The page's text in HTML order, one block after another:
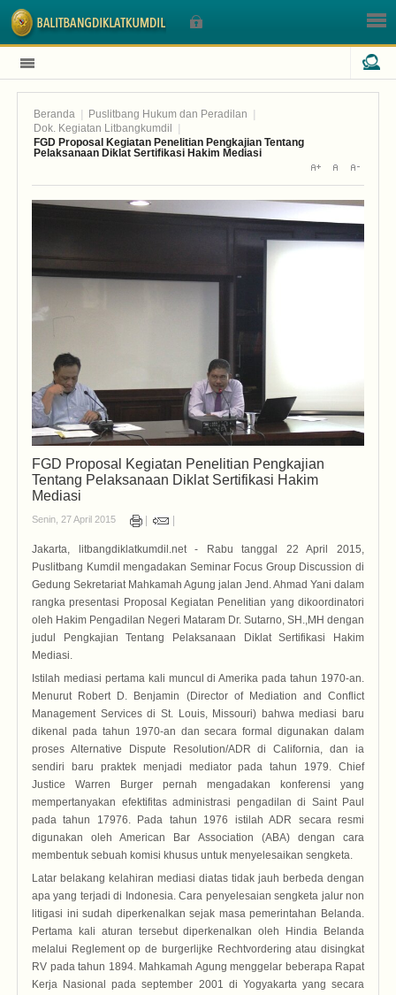
Beranda Puslitbang Hukum dan Peradilan
Dok. Kegiatan Litbangkumdil
FGD Proposal Kegiatan Penelitian Pengkajian Tentang
Pelaksanaan Diklat Sertifikasi Hakim Mediasi
FGD Proposal Kegiatan Penelitian Pengkajian
Tentang Pelaksanaan Diklat Sertifikasi Hakim
Mediasi
Senin, 27 April 2015
Jakarta, litbangdiklatkumdil.net - Rabu tanggal 22 April 2015,
Puslitbang Kumdil mengadakan Seminar Focus Group Discussion di
Gedung Sekretariat Mahkamah Agung jalan Jend. Ahmad Yani dalam
rangka presentasi Proposal Kegiatan Penelitian yang dikoordinatori
oleh Hakim Pengadilan Negeri Mataram Dr. Sutarno, SH.,MH dengan
judul Pengkajian Tentang Pelaksanaan Diklat Sertifikasi Hakim
Mediasi.
Istilah mediasi pertama kali muncul di Amerika pada tahun 1970-an.
Menurut Robert D. Benjamin (Director of Mediation and Conflict
Management Services di St. Louis, Missouri) bahwa mediasi baru
dikenal pada tahun 1970-an dan secara formal digunakan dalam
proses Alternative Dispute Resolution/ADR di California, dan ia
sendiri baru praktek menjadi mediator pada tahun 1979. Chief
Justice Warren Burger pernah mengadakan konferensi yang
mempertanyakan efektifitas administrasi pengadilan di Saint Paul
pada tahun 17976. Pada tahun 1976 istilah ADR secara resmi
digunakan oleh American Bar Association (ABA) dengan cara
membentuk sebuah komisi khusus untuk menyelesaikan sengketa.
Latar belakang kelahiran mediasi diatas tidak jauh berbeda dengan
apa yang terjadi di Indonesia. Cara penyelesaian sengketa jalur non
litigasi ini sudah diperkenalkan sejak masa pemerintahan Belanda.
Pertama kali aturan tersebut diperkenalkan oleh Hindia Belanda
melalui Reglement op de burgerlijke Rechtvordering atau disingkat
RV pada tahun 1894. Mahkamah Agung menggelar beberapa Rapat
Kerja Nasional pada september 2001 di Yogyakarta yang secara
Sign In
Nama Pengguna